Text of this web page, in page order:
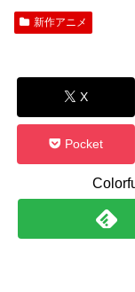
新作アニメ
X
Pocket